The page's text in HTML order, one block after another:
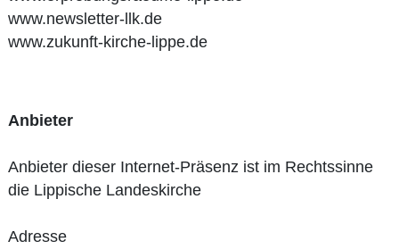
www.newsletter-llk.de
www.zukunft-kirche-lippe.de
Anbieter
Anbieter dieser Internet-Präsenz ist im Rechtssinne
die Lippische Landeskirche
Adresse